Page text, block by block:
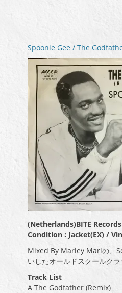
Spoonie Gee / The
(Netherlands)BITE
Condition : Jacket(EX) /
Mixed By Marley Marlの、
いしたオールドスクールクラ
Track List
A The Godfather (Remix)